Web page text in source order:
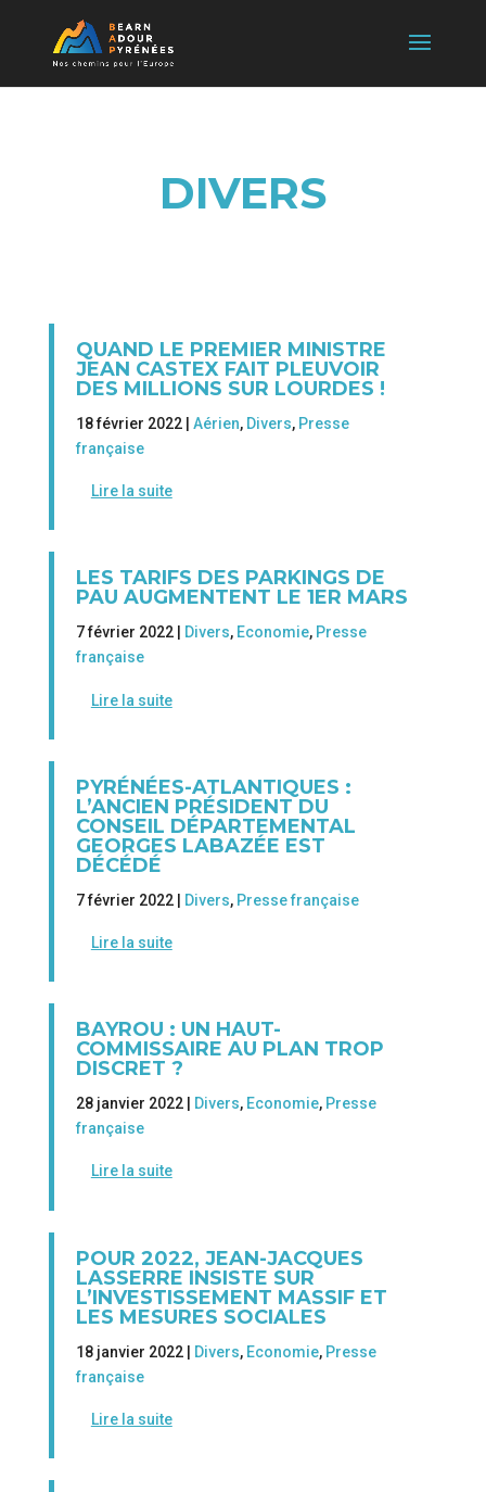
DIVERS
QUAND LE PREMIER MINISTRE
JEAN CASTEX FAIT PLEUVOIR
DES MILLIONS SUR LOURDES !
18 février 2022 | Aérien, Divers, Presse
française
Lire la suite
LES TARIFS DES PARKINGS DE
PAU AUGMENTENT LE 1ER MARS
7 février 2022 | Divers, Economie, Presse
française
Lire la suite
PYRÉNÉES-ATLANTIQUES :
L’ANCIEN PRÉSIDENT DU
CONSEIL DÉPARTEMENTAL
GEORGES LABAZÉE EST
DÉCÉDÉ
7 février 2022 | Divers, Presse française
Lire la suite
BAYROU : UN HAUT-
COMMISSAIRE AU PLAN TROP
DISCRET ?
28 janvier 2022 | Divers, Economie, Presse
française
Lire la suite
POUR 2022, JEAN-JACQUES
LASSERRE INSISTE SUR
L’INVESTISSEMENT MASSIF ET
LES MESURES SOCIALES
18 janvier 2022 | Divers, Economie, Presse
française
Lire la suite